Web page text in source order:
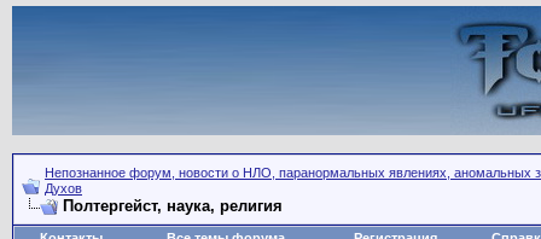
Непознанное форум, новости о НЛО, паранормальных явлениях, аномальных
Духов
Полтергейст, наука, религия